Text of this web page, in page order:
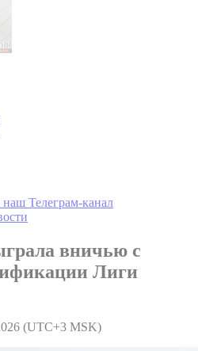
Телеграм-канал
вничью с
Лиги
(UTC+3 MSK)